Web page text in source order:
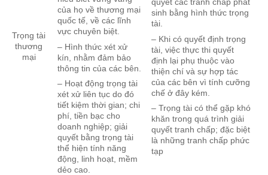
Trọng tài
thương
mại
của họ về thương mại
quốc tế, về các lĩnh
vực chuyên biệt.
– Hình thức xét xử
kín, nhằm đảm bảo
thông tin của các bên.
– Hoạt động trọng tài
xét xử liên tục do đó
tiết kiệm thời gian; chi
phí, tiền bạc cho
doanh nghiệp; giải
quyết bằng trọng tài
thể hiện tính năng
động, linh hoạt, mềm
dẻo cao.
quyết các tranh chấp phát
sinh bằng hình thức trọng
tài.
– Khi có quyết định trọng
tài, việc thực thi quyết
định lại phụ thuộc vào
thiện chí và sự hợp tác
của các bên vì tính cưỡng
chế ở đây kém.
– Trọng tài có thể gặp khó
khăn trong quá trình giải
quyết tranh chấp; đặc biệt
là những tranh chấp phức
tạp